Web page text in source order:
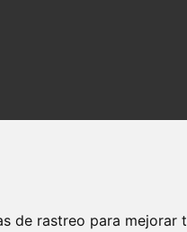
de rastreo para